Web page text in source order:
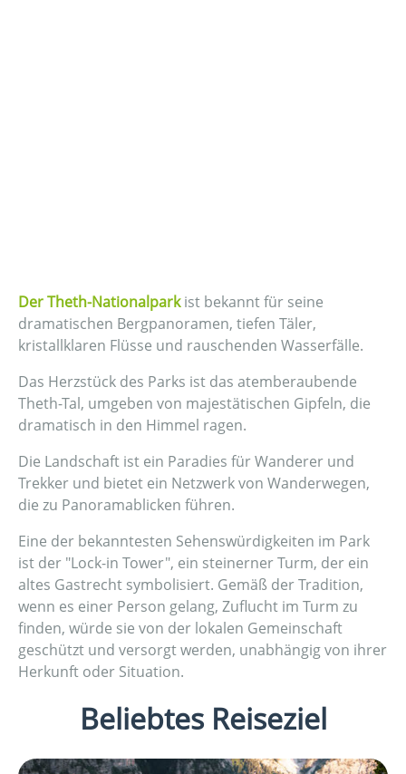
Der Theth-Nationalparkist bekannt für seine
dramatischen Bergpanoramen, tiefen Täler,
kristallklaren Flüsse und rauschenden Wasserfälle.
Das Herzstück des Parks ist das atemberaubende
Theth-Tal, umgeben von majestätischen Gipfeln, die
dramatisch in den Himmel ragen.
Die Landschaft ist ein Paradies für Wanderer und
Trekker und bietet ein Netzwerk von Wanderwegen,
die zu Panoramablicken führen.
Eine der bekanntesten Sehenswürdigkeiten im Park
ist der "Lock-in Tower", ein steinerner Turm, der ein
altes Gastrecht symbolisiert. Gemäß der Tradition,
wenn es einer Person gelang, Zuflucht im Turm zu
finden, würde sie von der lokalen Gemeinschaft
geschützt und versorgt werden, unabhängig von ihrer
Herkunft oder Situation.
Beliebtes Reiseziel